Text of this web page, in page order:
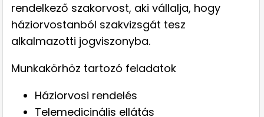
rendelkező szakorvost, aki vállalja, hogy
háziorvostanból szakvizsgát tesz
alkalmazotti jogviszonyba.
Munkakörhöz tartozó feladatok
Háziorvosi rendelés
Telemedicinális ellátás